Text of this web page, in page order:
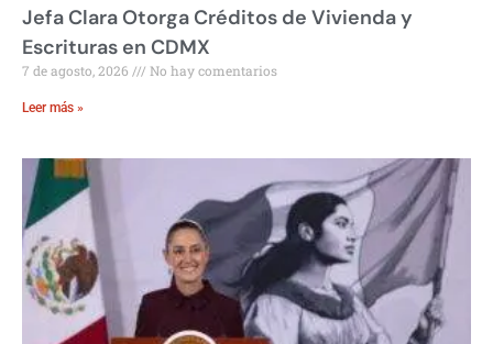
Jefa Clara Otorga Créditos de Vivienda y
Escrituras en CDMX
7 de agosto, 2026 No hay comentarios
Leer más »